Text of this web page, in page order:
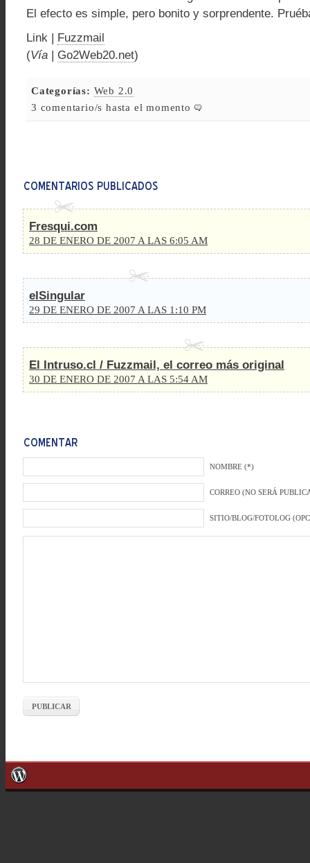
El efecto es simple, pero bonito y sorprendente.
Link | Fuzzmail
(Vía | Go2Web20.net)
Categorías: Web 2.0
3 comentario/s hasta el momento
Fresqui.com
28 DE ENERO DE 2007 A LAS 6:05 AM
elSingular
29 DE ENERO DE 2007 A LAS 1:10 PM
El Intruso.cl / Fuzzmail, el correo más original
30 DE ENERO DE 2007 A LAS 5:54 AM
NOMBRE (*)
CORREO (NO SERÁ
SITIO/BLOG/FOTOLOG